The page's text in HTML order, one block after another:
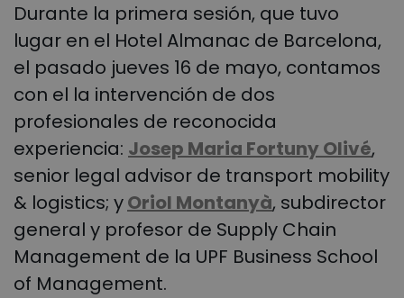
Durante la primera sesión, que tuvo
lugar en el Hotel Almanac de Barcelona,
el pasado jueves 16 de mayo, contamos
con el la intervención de dos
profesionales de reconocida
experiencia: Josep Maria Fortuny Olivé,
senior legal advisor de transport mobility
& logistics; yOriol Montanyà, subdirector
general y profesor de Supply Chain
Management de la UPF Business School
of Management.